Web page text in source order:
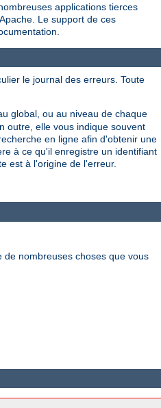
applications tierces
Le support de ces
le journal des erreurs. Toute
global, ou au niveau de chaque
outre, elle vous indique souvent
en ligne afin d'obtenir une
à ce qu'il enregistre un identifiant
est à l'origine de l'erreur.
nombreuses choses que vous